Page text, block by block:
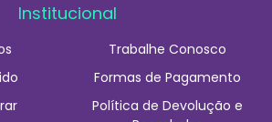
Institucional
Trabalhe Conosco
Formas de Pagamento
Política de Devolução e